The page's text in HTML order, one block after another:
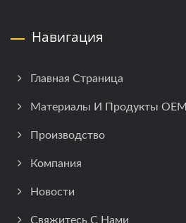
Навигация
Главная Страница
Материалы И Продукты OEM
Производство
Компания
Новости
Свяжитесь С Нами